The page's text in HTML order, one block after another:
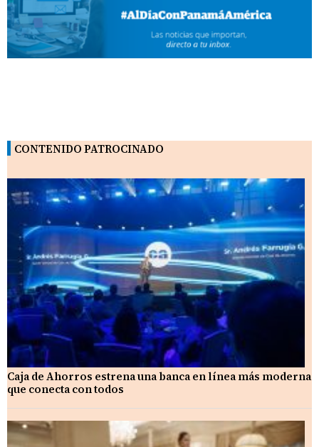
CONTENIDO PATROCINADO
Caja de Ahorros estrena una banca en línea más moderna
que conecta con todos